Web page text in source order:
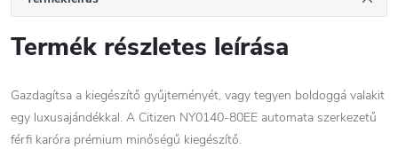
Termék részletes leírása
Gazdagítsa a kiegészítő gyűjteményét, vagy tegyen boldoggá valakit
egy luxusajándékkal. A Citizen NY0140-80EE automata szerkezetű
férfi karóra prémium minőségű kiegészítő.